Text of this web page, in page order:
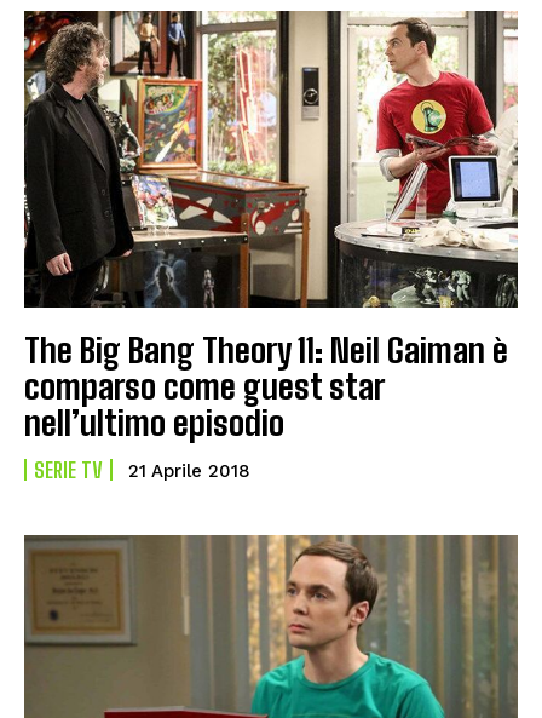
The Big Bang Theory 11: Neil Gaiman è
comparso come guest star
nell’ultimo episodio
SERIE TV 21 Aprile 2018